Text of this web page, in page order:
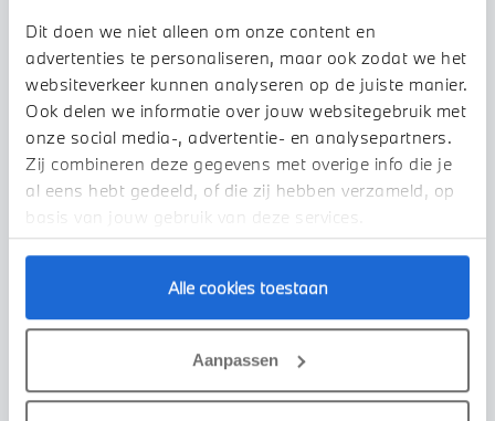
Dit doen we niet alleen om onze content en
advertenties te personaliseren, maar ook zodat we het
websiteverkeer kunnen analyseren op de juiste manier.
Ook delen we informatie over jouw websitegebruik met
onze social media-, advertentie- en analysepartners.
Zij combineren deze gegevens met overige info die je
al eens hebt gedeeld, of die zij hebben verzameld, op
basis van jouw gebruik van deze services.
Alle cookies toestaan
Aanpassen